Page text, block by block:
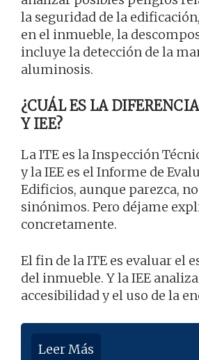
la seguridad de la
en el inmueble, la
incluye la detección de la
aluminosis.
¿CUÁL ES LA
Y IEE?
La ITE es la Inspección
y la IEE es el Informe de
Edificios, aunque parezca,
sinónimos. Pero déjame
concretamente.
El fin de la ITE es evaluar el
del inmueble. Y la IEE
accesibilidad y el uso de la
Leer Más